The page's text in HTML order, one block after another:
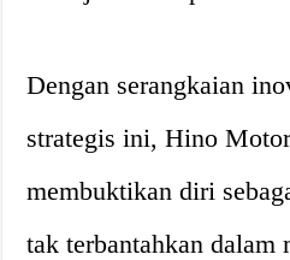
Dengan serangkaian
strategis ini, Hino
membuktikan diri
tak terbantahkan dalam